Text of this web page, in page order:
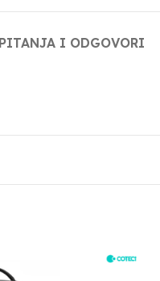
PITANJA I ODGOVORI